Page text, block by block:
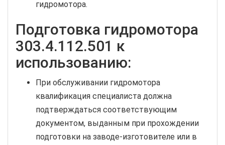
гидромотора.
Подготовка гидромотора
303.4.112.501 к
использованию:
При обслуживании гидромотора
квалификация специалиста должна
подтверждаться соответствующим
документом, выданным при прохождении
подготовки на заводе-изготовителе или в